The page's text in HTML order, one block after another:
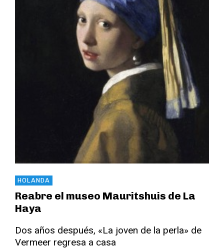
HOLANDA
Reabre el museo Mauritshuis de La
Haya
Dos años después, «La joven de la perla» de
Vermeer regresa a casa